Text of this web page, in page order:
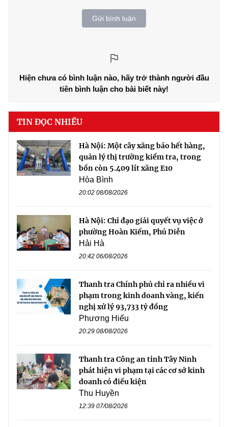
Gửi bình luận
Hiện chưa có bình luận nào, hãy trở thành người đầu
tiên bình luận cho bài biết này!
TIN ĐỌC NHIỀU
Hà Nội: Một cây xăng báo hết hàng,
quản lý thị trường kiểm tra, trong
bồn còn 5.409 lít xăng E10
Hòa Bình
20:02 08/08/2026
Hà Nội: Chỉ đạo giải quyết vụ việc ở
phường Hoàn Kiếm, Phú Diễn
Hải Hà
20:42 06/08/2026
Thanh tra Chính phủ chỉ ra nhiều vi
phạm trong kinh doanh vàng, kiến
nghị xử lý 93,733 tỷ đồng
Phương Hiếu
20:29 08/08/2026
Thanh tra Công an tỉnh Tây Ninh
phát hiện vi phạm tại các cơ sở kinh
doanh có điều kiện
Thu Huyền
12:39 07/08/2026